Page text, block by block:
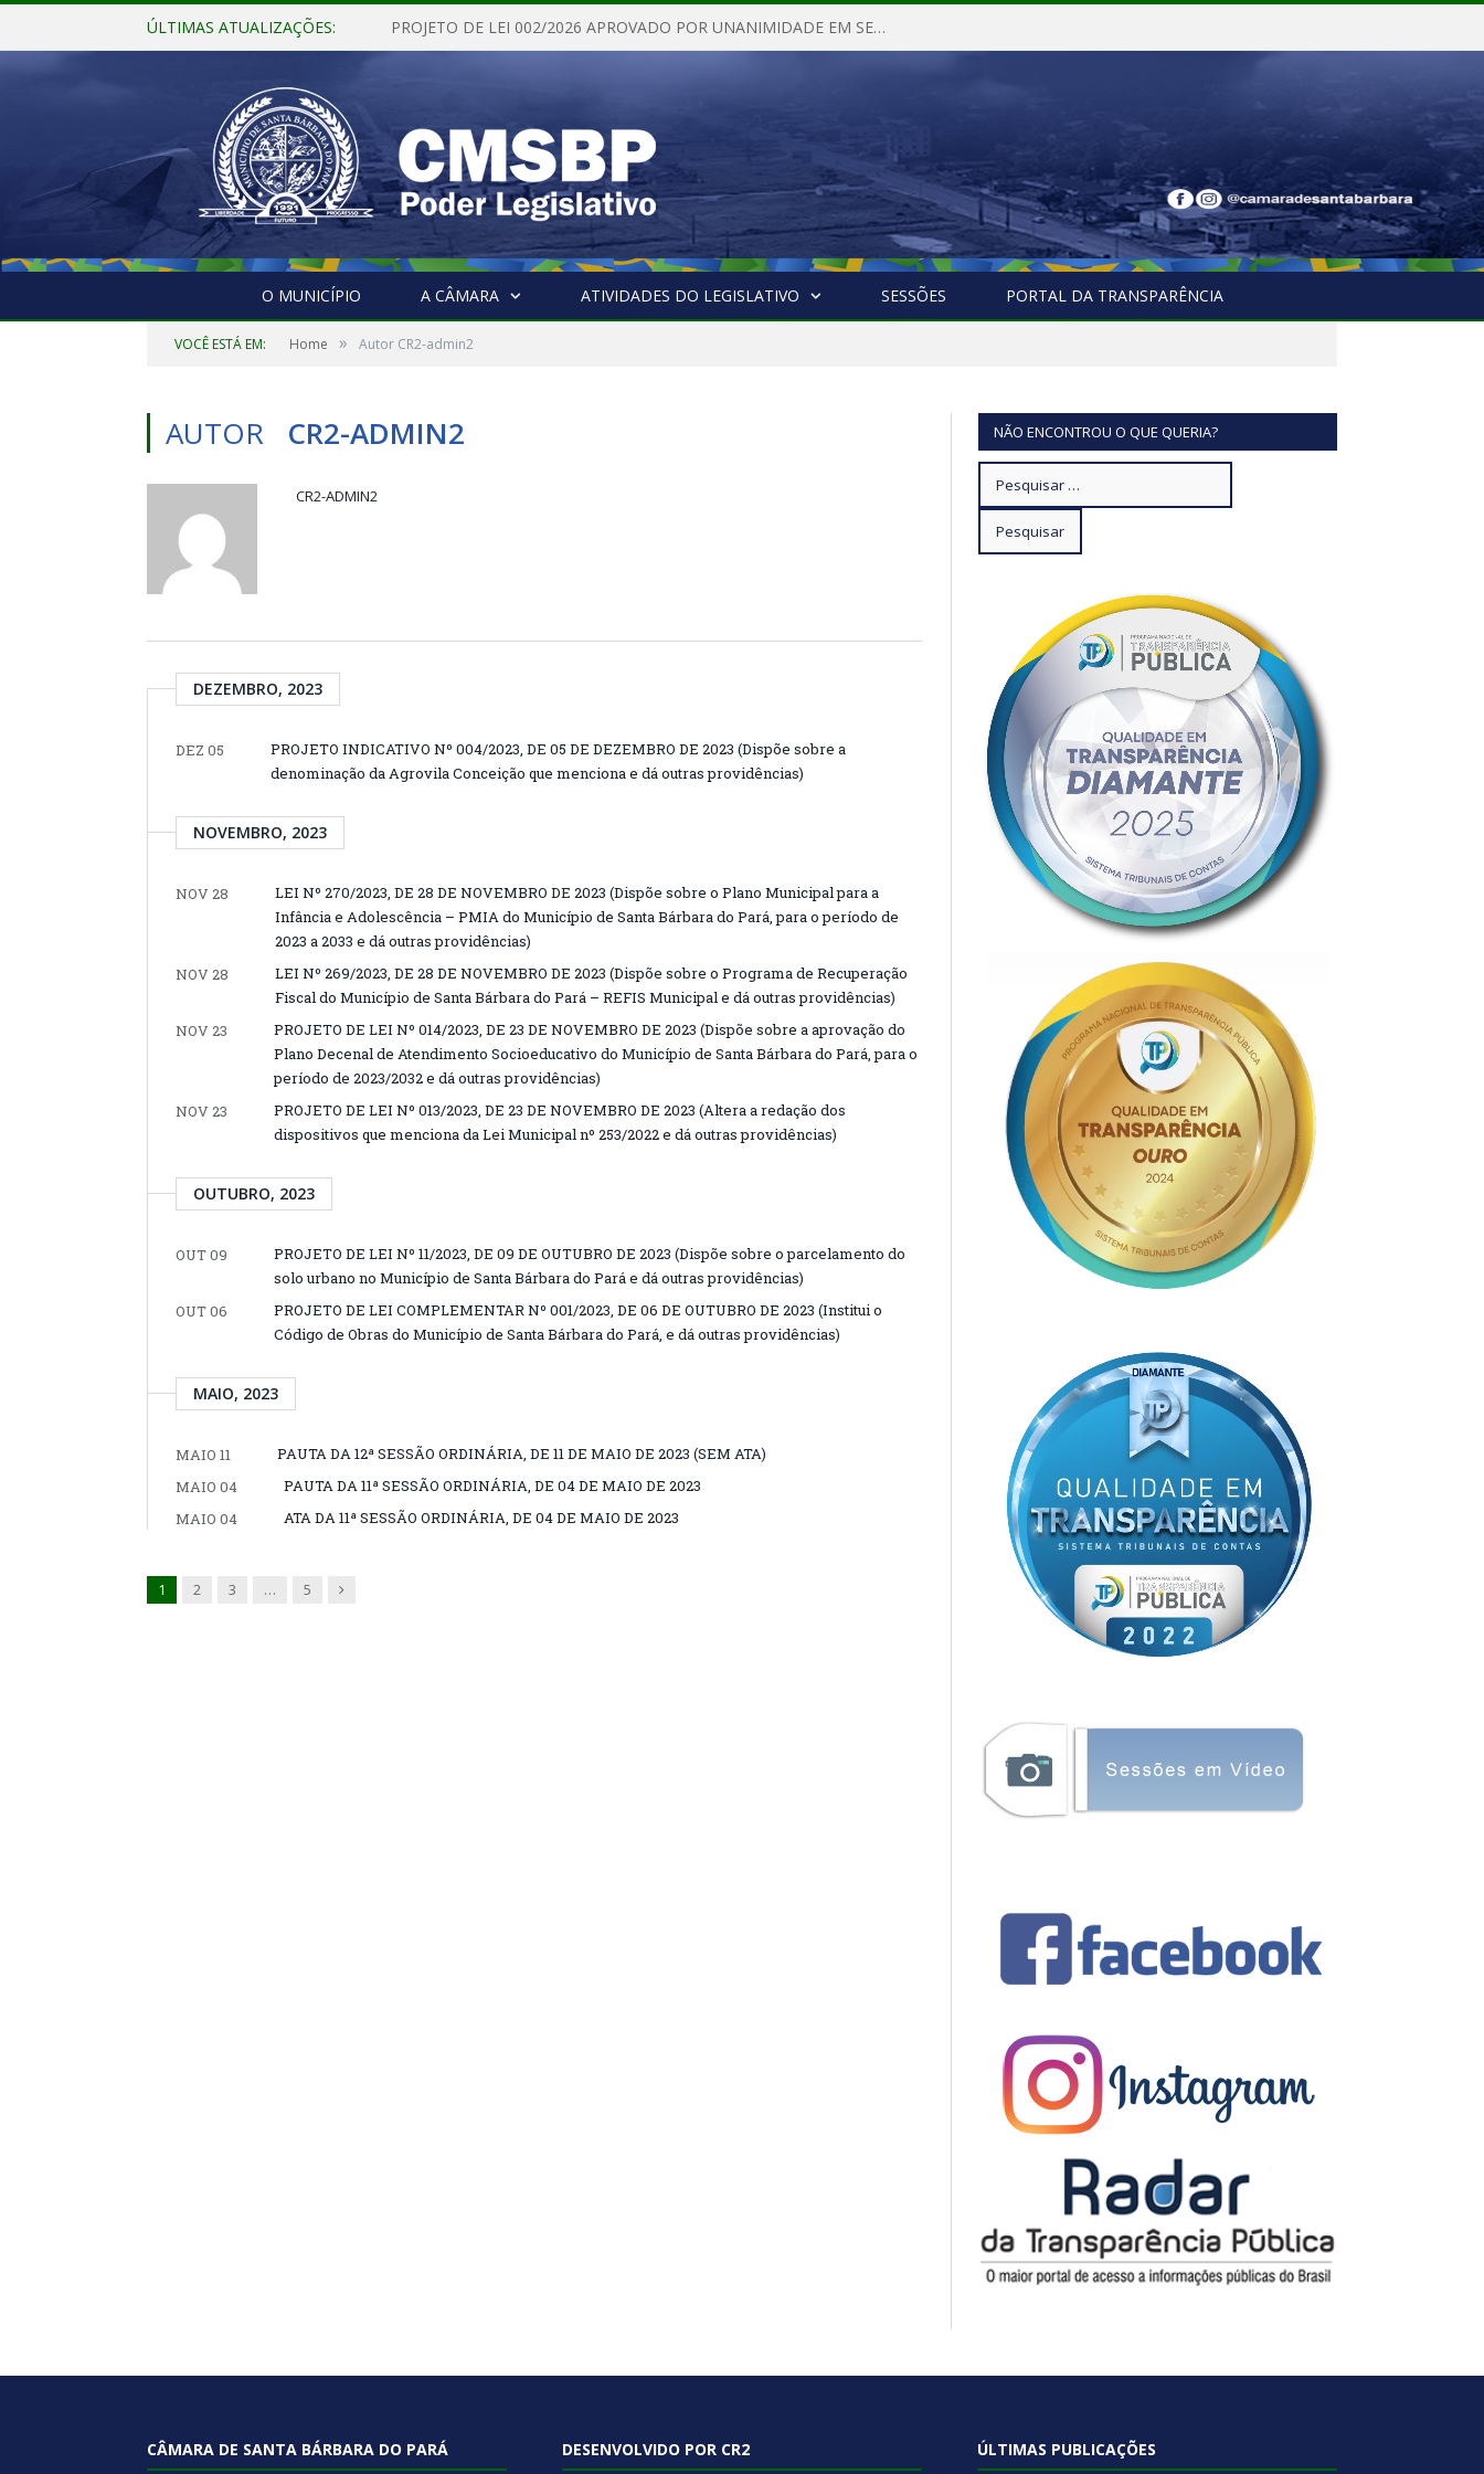
ÚLTIMAS ATUALIZAÇÕES: PROJETO DE LEI 002/2026 APROVADO POR UNANIMIDADE EM SESSÃO ORDINÁRIA NESTA QUINTA – FEIRA 28 DE MAIO DE 2026
O MUNICÍPIO A CÂMARA ATIVIDADES DO LEGISLATIVO SESSÕES PORTAL DA TRANSPARÊNCIA
VOCÊ ESTÁ EM: Home » Autor CR2-admin2
AUTOR CR2-ADMIN2
CR2-ADMIN2
DEZEMBRO, 2023
DEZ 05
PROJETO INDICATIVO Nº 004/2023, DE 05 DE DEZEMBRO DE 2023 (Dispõe sobre a
denominação da Agrovila Conceição que menciona e dá outras providências)
NOVEMBRO, 2023
NOV 28
LEI Nº 270/2023, DE 28 DE NOVEMBRO DE 2023 (Dispõe sobre o Plano Municipal para a
Infância e Adolescência – PMIA do Município de Santa Bárbara do Pará, para o período de
2023 a 2033 e dá outras providências)
NOV 28
LEI Nº 269/2023, DE 28 DE NOVEMBRO DE 2023 (Dispõe sobre o Programa de Recuperação
Fiscal do Município de Santa Bárbara do Pará – REFIS Municipal e dá outras providências)
NOV 23
PROJETO DE LEI Nº 014/2023, DE 23 DE NOVEMBRO DE 2023 (Dispõe sobre a aprovação do
Plano Decenal de Atendimento Socioeducativo do Município de Santa Bárbara do Pará, para o
período de 2023/2032 e dá outras providências)
NOV 23
PROJETO DE LEI Nº 013/2023, DE 23 DE NOVEMBRO DE 2023 (Altera a redação dos
dispositivos que menciona da Lei Municipal nº 253/2022 e dá outras providências)
OUTUBRO, 2023
OUT 09
PROJETO DE LEI Nº 11/2023, DE 09 DE OUTUBRO DE 2023 (Dispõe sobre o parcelamento do
solo urbano no Município de Santa Bárbara do Pará e dá outras providências)
OUT 06
PROJETO DE LEI COMPLEMENTAR Nº 001/2023, DE 06 DE OUTUBRO DE 2023 (Institui o
Código de Obras do Município de Santa Bárbara do Pará, e dá outras providências)
MAIO, 2023
MAIO 11
PAUTA DA 12ª SESSÃO ORDINÁRIA, DE 11 DE MAIO DE 2023 (SEM ATA)
MAIO 04
PAUTA DA 11ª SESSÃO ORDINÁRIA, DE 04 DE MAIO DE 2023
MAIO 04
ATA DA 11ª SESSÃO ORDINÁRIA, DE 04 DE MAIO DE 2023
1 2 3 … 5 Next
NÃO ENCONTROU O QUE QUERIA?
CÂMARA DE SANTA BÁRBARA DO PARÁ DESENVOLVIDO POR CR2 ÚLTIMAS PUBLICAÇÕES